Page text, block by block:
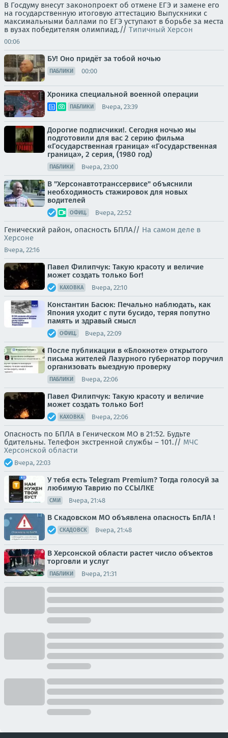
В Госдуму внесут законопроект об отмене ЕГЭ и замене его
на государственную итоговую аттестацию Выпускники с
максимальными баллами по ЕГЭ уступают в борьбе за места
в вузах победителям олимпиад.// Типичный Херсон
00:06
БУ! Оно придёт за тобой ночью
ПАБЛИКИ 00:00
Хроника специальной военной операции
ПАБЛИКИ Вчера, 23:39
Дорогие подписчики!. Сегодня ночью мы
подготовили для вас 2 серию фильма
«Государственная граница» «Государственная
граница», 2 серия, (1980 год)
ПАБЛИКИ Вчера, 23:00
В "Херсонавтотранссервисе" объяснили
необходимость стажировок для новых
водителей
ОФИЦ. Вчера, 22:52
Генический район, опасность БПЛА// На самом деле в
Херсоне
Вчера, 22:16
Павел Филипчук: Такую красоту и величие
может создать только Бог!
КАХОВКА Вчера, 22:10
Константин Басюк: Печально наблюдать, как
Япония уходит с пути бусидо, теряя попутно
память и здравый смысл
ОФИЦ. Вчера, 22:09
После публикации в «Блокноте» открытого
письма жителей Лазурного губернатор поручил
организовать выездную проверку
ПАБЛИКИ Вчера, 22:06
Павел Филипчук: Такую красоту и величие
может создать только Бог!
КАХОВКА Вчера, 22:06
Опасность по БПЛА в Геническом МО в 21:52. Будьте
бдительны. Телефон экстренной службы – 101.// МЧС
Херсонской области
Вчера, 22:03
У тебя есть Telegram Premium? Тогда голосуй за
любимую Таврию по ССЫЛКЕ
СМИ Вчера, 21:48
В Скадовском МО объявлена опасность БпЛА !
СКАДОВСК Вчера, 21:48
В Херсонской области растет число объектов
торговли и услуг
ПАБЛИКИ Вчера, 21:31